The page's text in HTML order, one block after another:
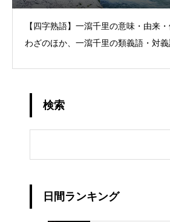
【四字熟語】一瀉千里の意味・由来
わざのほか、一瀉千里の類義語・対義
検索
日間ランキング